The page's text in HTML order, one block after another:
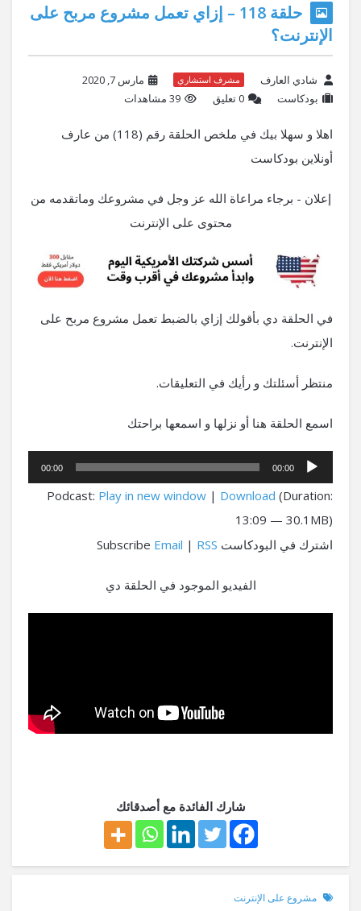
حلقة 118 – إزاي تعمل مشروع مربح على
الإنترنت؟
شادي العارف مشرف استشاري
مارس 7, 2020
بودكاست
‫0 تعليق 39 مشاهدات
اهلا و سهلا بيك في ملخص الحلقة رقم (118) من عارف
أونلاين بودكاست
إعلان - برجاء مراعاة الله عز وجل في مشروعك وماتقدمه من
محتوى على الإنترنت
في الحلقة دي بأقولك إزاي بالضبط تعمل مشروع مربح على
الإنترنت.
منتظر أسئلتك و رأيك في التعليقات.
اسمع الحلقة هنا أو نزلها و اسمعها براحتك
مشغل
الصوت
00:00
00:00
Podcast: Play in new window | Download (Duration:
13:09 — 30.1MB)
اشترك في البودكاست Subscribe
Email | RSS
الفيديو الموجود في الحلقة دي
شارك الفائدة مع أصدقائك
مشروع على الإنترنت